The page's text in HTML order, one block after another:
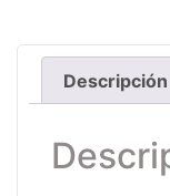
Descripción